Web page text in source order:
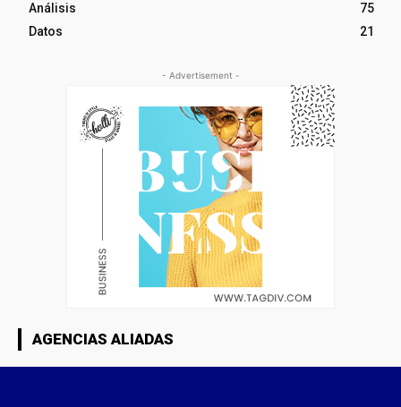
Análisis
75
Datos
21
- Advertisement -
AGENCIAS ALIADAS